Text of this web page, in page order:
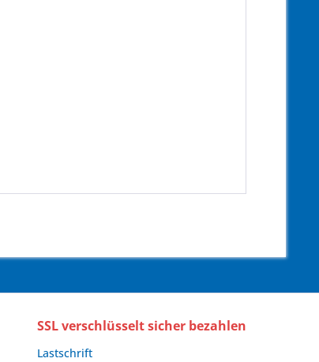
SSL verschlüsselt sicher bezahlen
Lastschrift